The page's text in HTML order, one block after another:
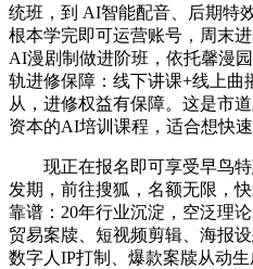
统班，到 AI智能配音、后期特
根本学完即可运营账号，周末
AI漫剧制做进阶班，依托馨漫
轨进修保障：线下讲课+线上曲
从，进修权益有保障。这是市
资本的AI培训课程，适合想快
现正在报名即可享受早鸟特
发期，前往搜狐，名额无限，
靠谱：20年行业沉淀，空泛理
贸易案牍、短视频剪辑、海报
数字人IP打制、爆款案牍从动